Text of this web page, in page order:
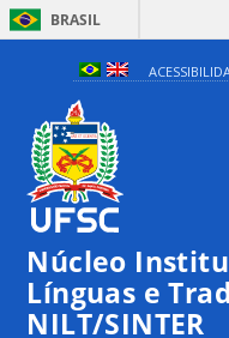
BRASIL
Núcleo
Línguas e
NILT/SINTER